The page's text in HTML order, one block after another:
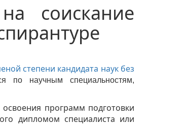
соискание
степени кандидата наук без
по научным специальностям,
программ подготовки
дипломом специалиста или